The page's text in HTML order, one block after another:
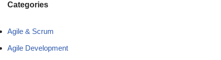
Categories
Agile & Scrum
Agile Development